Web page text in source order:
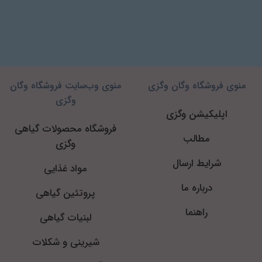
منوی فروشگاه وگان وگزی
اپلیکیشن وگزی
مطالب
شرایط ارسال
درباره ما
راهنما
منوی وب‌سایت فروشگاه وگان
وگزی
فروشگاه محصولات گیاهی
وگزی
مواد غذایی
پروتئین گیاهی
لبنیات گیاهی
شیرینی و شکلات